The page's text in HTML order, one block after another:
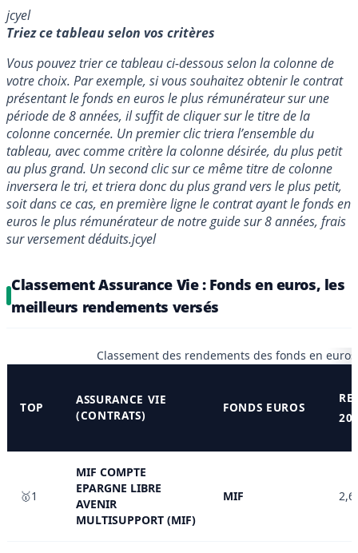
jcyel
Triez ce tableau selon vos critères
Vous pouvez trier ce tableau ci-dessous selon la colonne de
votre choix. Par exemple, si vous souhaitez obtenir le contrat
présentant le fonds en euros le plus rémunérateur sur une
période de 8 années, il suffit de cliquer sur le titre de la
colonne concernée. Un premier clic triera l’ensemble du
tableau, avec comme critère la colonne désirée, du plus petit
au plus grand. Un second clic sur ce même titre de colonne
inversera le tri, et triera donc du plus grand vers le plus petit,
soit dans ce cas, en première ligne le contrat ayant le fonds en
euros le plus rémunérateur de notre guide sur 8 années, frais
sur versement déduits.jcyel
Classement Assurance Vie : Fonds en euros, les
meilleurs rendements versés
Classement des rendements des fonds en
TOP
ASSURANCE VIE
(CONTRATS)
FONDS EUROS
🥇1
MIF COMPTE
EPARGNE LIBRE
AVENIR
MULTISUPPORT (MIF)
MIF